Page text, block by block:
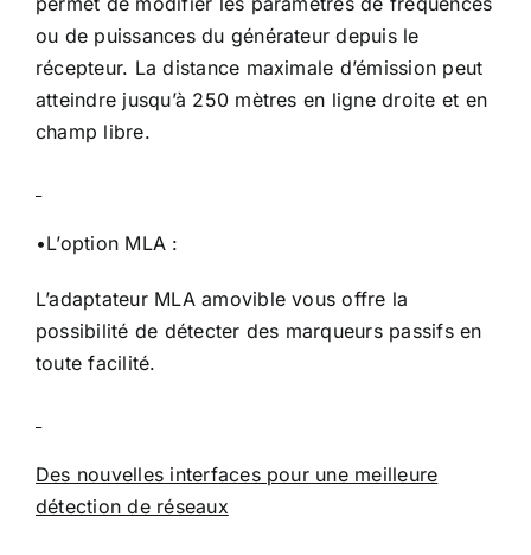
ou de puissances du générateur depuis le
récepteur. La distance maximale d’émission peut
atteindre jusqu’à 250 mètres en ligne droite et en
champ libre.
•L’option MLA :
L’adaptateur MLA amovible vous offre la
possibilité de détecter des marqueurs passifs en
toute facilité.
Des nouvelles interfaces pour une meilleure
détection de réseaux